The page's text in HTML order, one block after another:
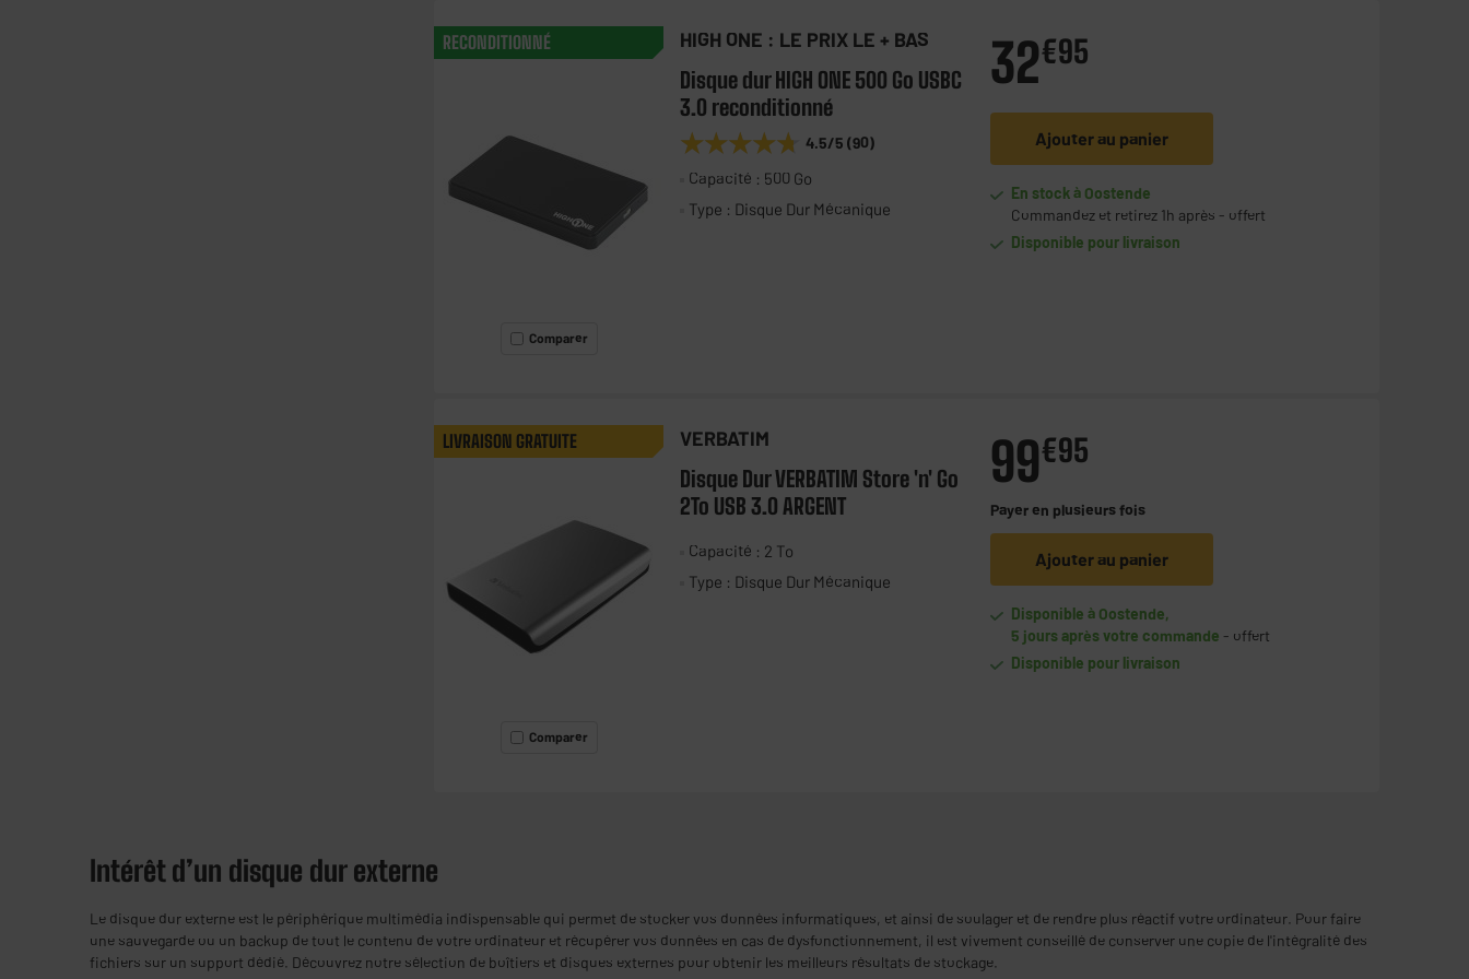
RECONDITIONNÉ
Comparer
HIGH ONE : LE PRIX LE + BAS
Disque dur HIGH ONE 500 Go USBC
3.0 reconditionné
★★★★★
★★★★★ 4.5/5 (90)
Capacité : 500 Go
Type : Disque Dur Mécanique
32€95
Ajouter au panier
En stock à Oostende
Commandez et retirez 1h après - offert
Disponible pour livraison
LIVRAISON GRATUITE
Comparer
VERBATIM
Disque Dur VERBATIM Store 'n' Go
2To USB 3.0 ARGENT
Capacité : 2 To
Type : Disque Dur Mécanique
99€95
Payer en plusieurs fois
Ajouter au panier
Disponible à Oostende,
5 jours après votre commande - offert
Disponible pour livraison
Intérêt d’un disque dur externe
Le disque dur externe est le périphérique multimédia indispensable qui permet de stocker vos données informatiques, et ainsi de soulager et de rendre plus réactif votre ordinateur. Pour faire
une sauvegarde ou un backup de tout le contenu de votre ordinateur et récupérer vos données en cas de dysfonctionnement, il est vivement conseillé de conserver une copie de l'intégralité des
fichiers sur un support dédié. Découvrez notre sélection de boîtiers et disques externes pour obtenir les meilleurs résultats de stockage.